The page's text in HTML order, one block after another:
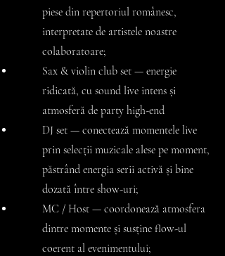
piese din repertoriul românesc,
interpretate de artistele noastre
colaboratoare;
Sax & violin club set — energie
ridicată, cu sound live intens și
atmosferă de party high-end
​DJ set — conectează momentele live
prin selecții muzicale alese pe moment,
păstrând energia serii activă și bine
dozată între show-uri;
MC / Host — coordonează atmosfera
dintre momente și susține flow-ul
coerent al evenimentului;